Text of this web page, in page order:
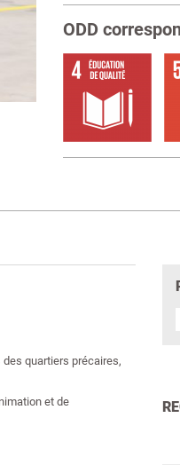
ODD
quartiers précaires,
et de